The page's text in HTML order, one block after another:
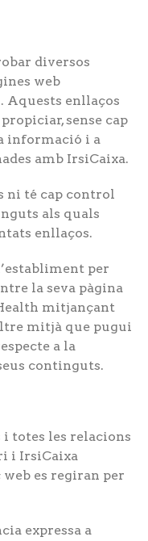
diversos
web
Aquests enllaços
sense cap
informació i a
amb IrsiCaixa.
ni té cap control
als quals
enllaços.
per
la seva pàgina
mitjançant
mitjà que pugui
a la
continguts.
totes les relacions
i IrsiCaixa
web es regiran per
expressa a